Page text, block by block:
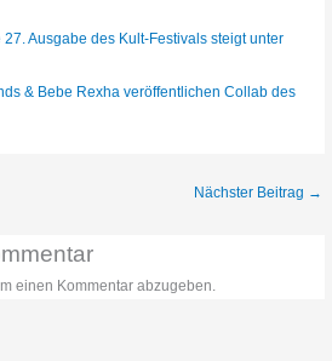
Ausgabe des Kult-Festivals steigt unter
& Bebe Rexha veröffentlichen Collab des
Nächster Beitrag →
einen Kommentar abzugeben.